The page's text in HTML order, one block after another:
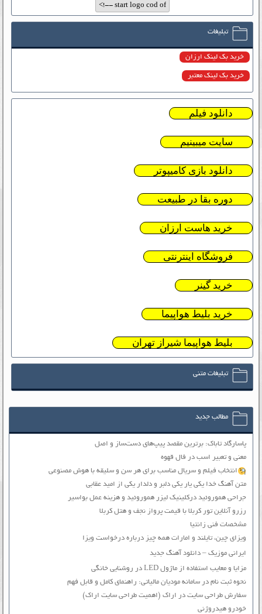
تبلیغات
خرید بک لینک ارزان
خرید بک لینک معتبر
دانلود فیلم
سایت میبینیم
دانلود بازی کامیپوتر
دوره بقا در طبیعت
خرید هاست ارزان
فروشگاه اینترنتی
خرید گینر
خرید بلیط هواپیما
بلیط هواپیما شیراز تهران
تبلیغات متنی
مطالب جدید
پاسارگاد تاباک: برترین مقصد پیپ‌های دست‌ساز و اصل
معنی و تعبیر اسب در فال قهوه
انتخاب فیلم و سریال مناسب برای هر سن و سلیقه با هوش مصنوعی
متن آهنگ خدا یکی یار یکی دلبر و دلدار یکی از امید عقابی
جراحی هموروئید درکلینیک لیزر هموروئید و هزینه عمل بواسیر
رزرو آنلاین تور کربلا با قیمت پرواز نجف و هتل کربلا
مشخصات فنی زانتیا
ویزای چین، تایلند و امارات همه چیز درباره درخواست ویزا
ایرانی موزیک – دانلود آهنگ جدید
مزایا و معایب استفاده از ماژول LED در روشنایی خانگی
نحوه ثبت نام در سامانه مودیان مالیاتی: راهنمای کامل و قابل فهم
سفارش طراحی سایت در اراک (اهمیت طراحی سایت اراک)
خودرو هیدروژنی